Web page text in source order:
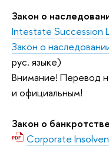
Закон о
Intestate Succession
Закон о
рус. языке)
Внимание! Перевод
и официальным!
Закон о банкротстве
Corporate